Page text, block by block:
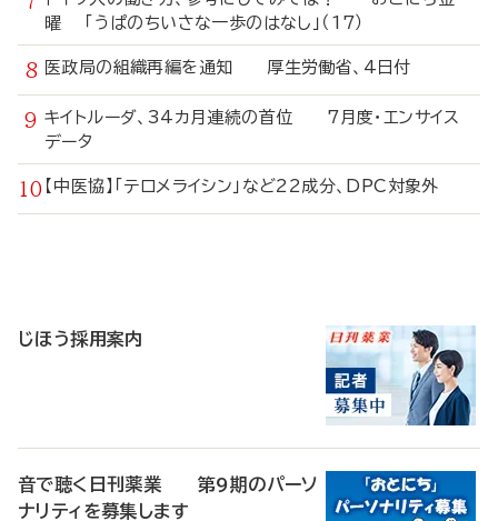
曜 「うぱのちいさな一歩のはなし」（17）
医政局の組織再編を通知 厚生労働省、4日付
キイトルーダ、34カ月連続の首位 7月度・エンサイス
データ
【中医協】「テロメライシン」など22成分、DPC対象外
じほう採用案内
音で聴く日刊薬業 第9期のパーソ
ナリティを募集します